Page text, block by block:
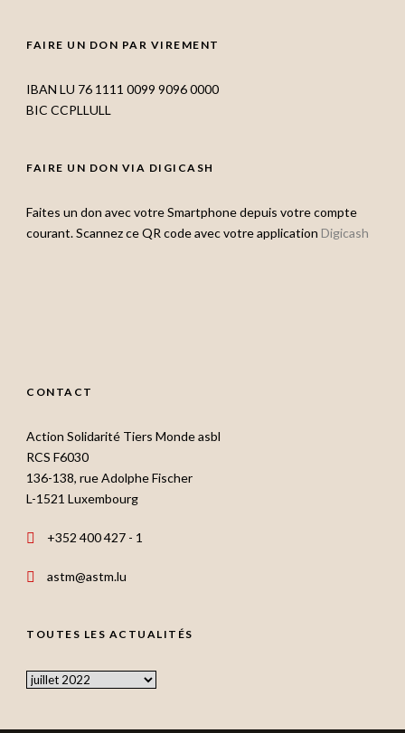
FAIRE UN DON PAR VIREMENT
IBAN LU 76 1111 0099 9096 0000
BIC CCPLLULL
FAIRE UN DON VIA DIGICASH
Faites un don avec votre Smartphone depuis votre compte
courant. Scannez ce QR code avec votre application Digicash
CONTACT
Action Solidarité Tiers Monde asbl
RCS F6030
136-138, rue Adolphe Fischer
L-1521 Luxembourg
+352 400 427 - 1
astm@astm.lu
TOUTES LES ACTUALITÉS
Toutes